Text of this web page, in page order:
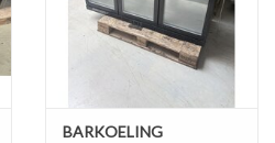
BARKOELING